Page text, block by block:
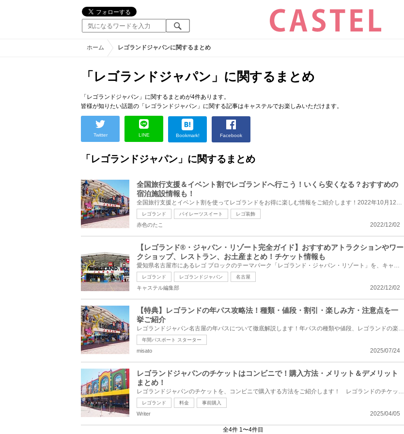
ホーム レゴランドジャパンに関するまとめ
「レゴランドジャパン」に関するまとめ
「レゴランドジャパン」に関するまとめが4件あります。
皆様が知りたい話題の「レゴランドジャパン」に関する記事はキャステルでお楽しみいただけます。
Twitter LINE Bookmark! Facebook
「レゴランドジャパン」に関するまとめ
全国旅行支援＆イベント割でレゴランドへ行こう！いくら安くなる？おすすめの
宿泊施設情報も！
全国旅行支援とイベント割を使ってレゴランドをお得に楽しむ情報をご紹介します！2022年10月12日から実...
レゴランド パイレーツスイート レゴ装飾
2022/12/02
赤色のたこ
【レゴランド®・ジャパン・リゾート完全ガイド】おすすめアトラクションやワー
クショップ、レストラン、お土産まとめ！チケット情報も
愛知県名古屋市にあるレゴ ブロックのテーマパーク「レゴランド・ジャパン・リゾート」を、キャステル編...
レゴランド レゴランドジャパン 名古屋
2022/12/02
キャステル編集部
【特典】レゴランドの年パス攻略法！種類・値段・割引・楽しみ方・注意点を一
挙ご紹介
レゴランドジャパン名古屋の年パスについて徹底解説します！年パスの種類や値段、レゴランドの楽しみ方...
年間パスポート スターター
2025/07/24
misato
レゴランドジャパンのチケットはコンビニで！購入方法・メリット＆デメリット
まとめ！
レゴランドジャパンのチケットを、コンビニで購入する方法をご紹介します！ レゴランドのチケットは当...
レゴランド 料金 事前購入
2025/04/05
Writer
全4件 1〜4件目